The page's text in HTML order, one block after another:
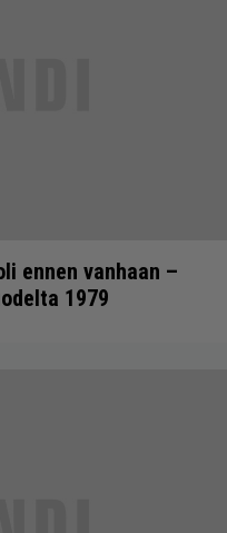
ennen vanhaan –
1979